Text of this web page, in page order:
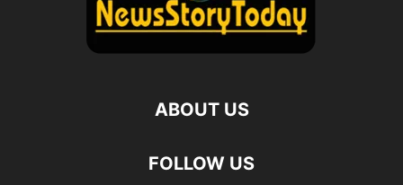
ABOUT US
FOLLOW US